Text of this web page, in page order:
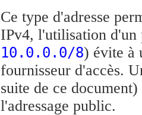
Ce type d'adresse
IPv4, l'utilisation
10.0.0.0/8) évite à
fournisseur d'accès.
suite de ce
l'adressage public.